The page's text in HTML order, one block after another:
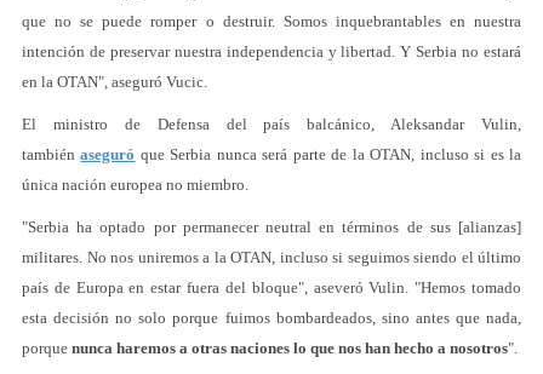
que no se puede romper o destruir. Somos inquebrantables en nuestra
intención de preservar nuestra independencia y libertad. Y Serbia no estará
en la OTAN", aseguró Vucic.
El ministro de Defensa del país balcánico, Aleksandar Vulin,
tambiénaseguró que Serbia nunca será parte de la OTAN, incluso si es la
única nación europea no miembro.
"Serbia ha optado por permanecer neutral en términos de sus [alianzas]
militares. No nos uniremos a la OTAN, incluso si seguimos siendo el último
país de Europa en estar fuera del bloque", aseveró Vulin. "Hemos tomado
esta decisión no solo porque fuimos bombardeados, sino antes que nada,
porque nunca haremos a otras naciones lo que nos han hecho a nosotros".